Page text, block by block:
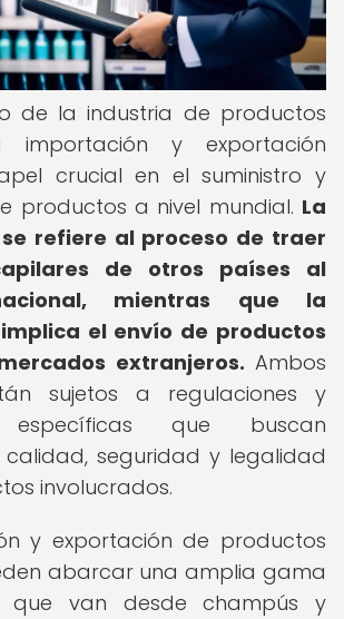
de la industria de productos
importación y exportación
crucial en el suministro y
productos a nivel mundial. La
refiere al proceso de traer
de otros países al
mientras que la
el envío de productos
extranjeros. Ambos
sujetos a regulaciones y
específicas que buscan
seguridad y legalidad
involucrados.
y exportación de productos
abarcar una amplia gama
que van desde champús y